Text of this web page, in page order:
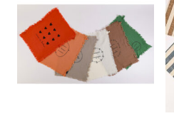
a
plusieurs
variations.
Les
options